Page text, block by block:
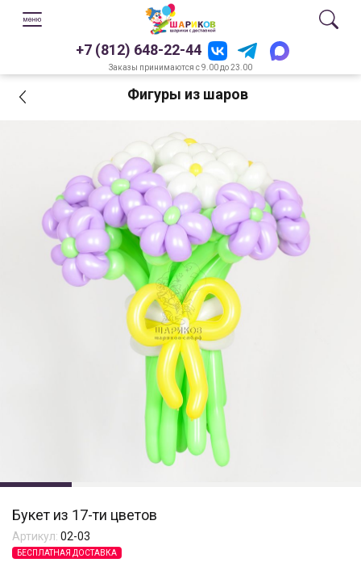
+7 (812) 648-22-44
Заказы принимаются с 9.00 до 23.00
Фигуры из шаров
Букет из 17-ти цветов
Артикул: 02-03
БЕСПЛАТНАЯ ДОСТАВКА